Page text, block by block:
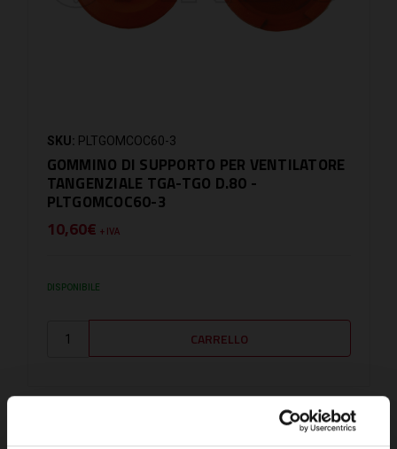
SKU: PLTGOMCOC60-3
GOMMINO DI SUPPORTO PER VENTILATORE
TANGENZIALE TGA-TGO D.80 -
PLTGOMCOC60-3
10,60€ + IVA
DISPONIBILE